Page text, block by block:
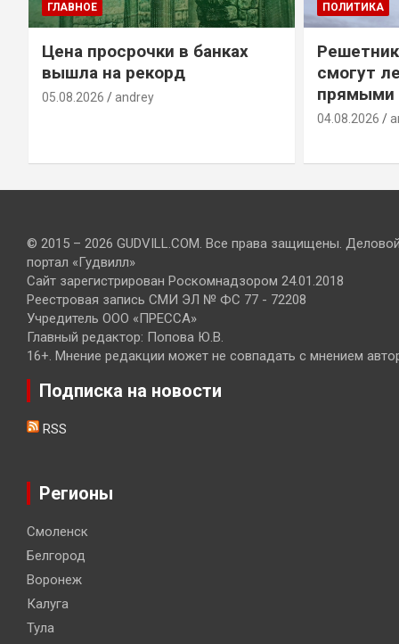
ГЛАВНОЕ
Цена просрочки в банках
вышла на рекорд
05.08.2026 andrey
ПОЛИТИКА
смогут
прямыми
04.08.2026
© 2015 – 2026 GUDVILL.COM. Все права защищены.
портал «Гудвилл»
Сайт зарегистрирован Роскомнадзором 24.01.2018
Реестровая запись СМИ ЭЛ № ФС 77 - 72208
Учредитель ООО «ПРЕССА»
Главный редактор: Попова Ю.В.
16+. Мнение редакции может не совпадать с мнением
Подписка на новости
RSS
Регионы
Смоленск
Белгород
Воронеж
Калуга
Тула